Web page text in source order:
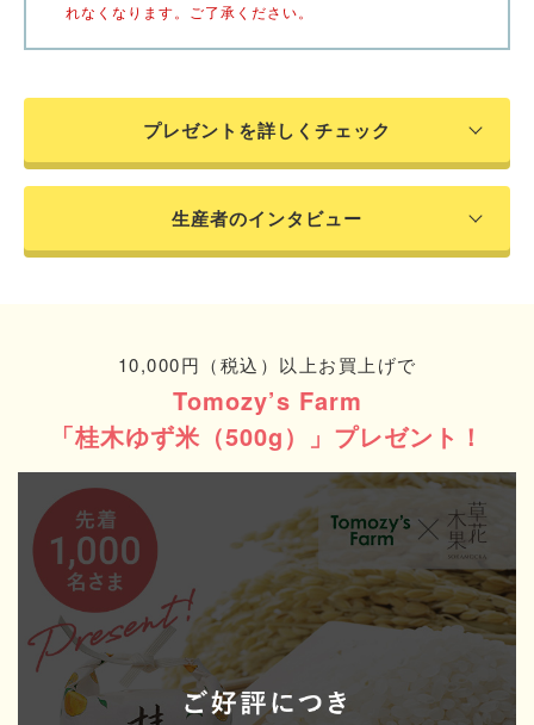
れなくなります。ご了承ください。
プレゼントを詳しくチェック
生産者のインタビュー
10,000円（税込）以上お買上げで
Tomozy’s Farm
「桂木ゆず米（500g）」 プレゼント！